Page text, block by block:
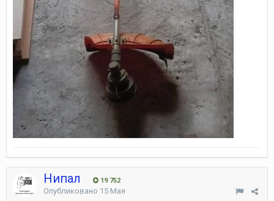
Нипал 19 752
Опубликовано 15 Мая